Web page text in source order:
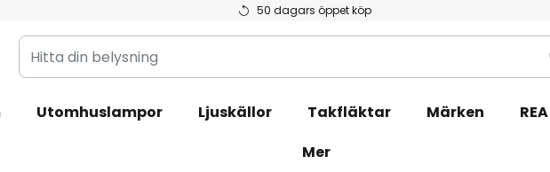
50 dagars öppet köp
Hitta
din
Utomhuslampor Ljuskällor Takfläktar Märken REA
Mer